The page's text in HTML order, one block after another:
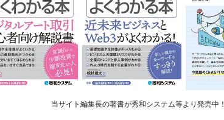
当サイト編集長の著書が秀和システム等より発売中！